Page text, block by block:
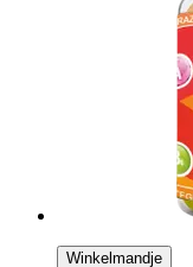
Winkelmandje